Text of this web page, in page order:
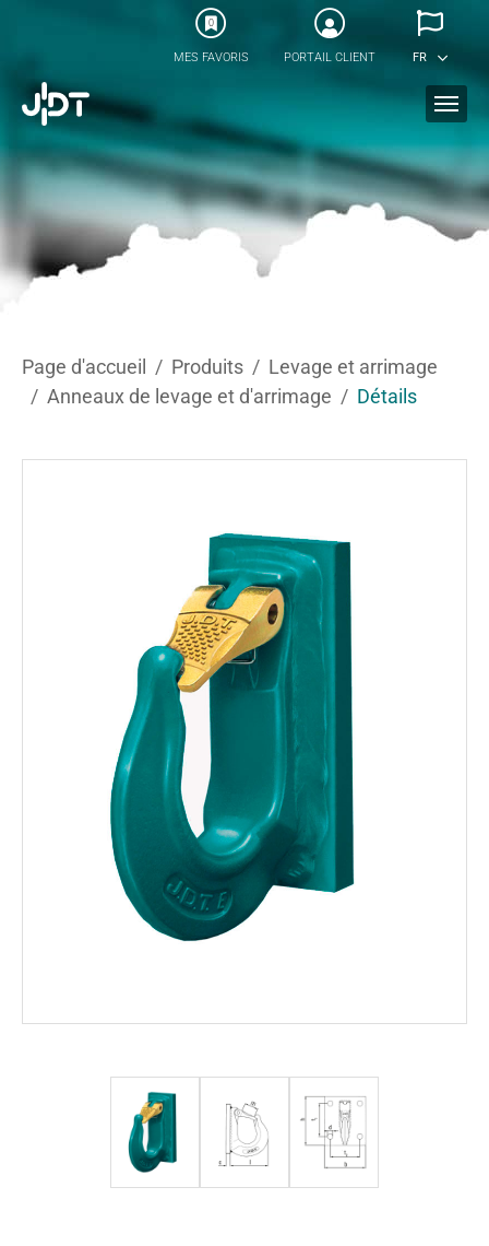
0
MES FAVORIS PORTAIL CLIENT FR
Page d'accueil Produits
Levage et arrimage
Anneaux de levage et d'arrimage
Détails